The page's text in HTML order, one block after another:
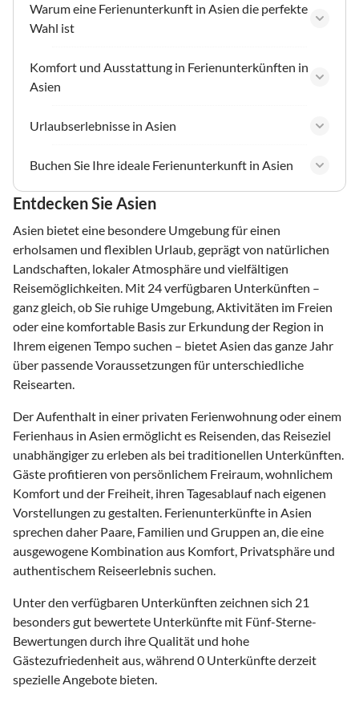
Warum eine Ferienunterkunft in Asien die perfekte
Wahl ist
Komfort und Ausstattung in Ferienunterkünften in
Asien
Urlaubserlebnisse in Asien
Buchen Sie Ihre ideale Ferienunterkunft in Asien
Entdecken Sie Asien
Asien bietet eine besondere Umgebung für einen
erholsamen und flexiblen Urlaub, geprägt von natürlichen
Landschaften, lokaler Atmosphäre und vielfältigen
Reisemöglichkeiten. Mit 24 verfügbaren Unterkünften –
ganz gleich, ob Sie ruhige Umgebung, Aktivitäten im Freien
oder eine komfortable Basis zur Erkundung der Region in
Ihrem eigenen Tempo suchen – bietet Asien das ganze Jahr
über passende Voraussetzungen für unterschiedliche
Reisearten.
Der Aufenthalt in einer privaten Ferienwohnung oder einem
Ferienhaus in Asien ermöglicht es Reisenden, das Reiseziel
unabhängiger zu erleben als bei traditionellen Unterkünften.
Gäste profitieren von persönlichem Freiraum, wohnlichem
Komfort und der Freiheit, ihren Tagesablauf nach eigenen
Vorstellungen zu gestalten. Ferienunterkünfte in Asien
sprechen daher Paare, Familien und Gruppen an, die eine
ausgewogene Kombination aus Komfort, Privatsphäre und
authentischem Reiseerlebnis suchen.
Unter den verfügbaren Unterkünften zeichnen sich 21
besonders gut bewertete Unterkünfte mit Fünf-Sterne-
Bewertungen durch ihre Qualität und hohe
Gästezufriedenheit aus, während 0 Unterkünfte derzeit
spezielle Angebote bieten.